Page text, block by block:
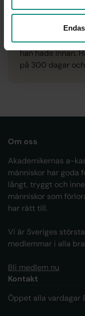
Eftersom Filip
hoppa över den
han hade innan.
på 300 dagar
Om oss
Akademikernas a-
människor har goda
långt, tryggt och
människor som
har rätt till.
Vi är Sveriges
medlemmar i alla
Bli medlem nu
Kontakt
Öppet alla vardagar